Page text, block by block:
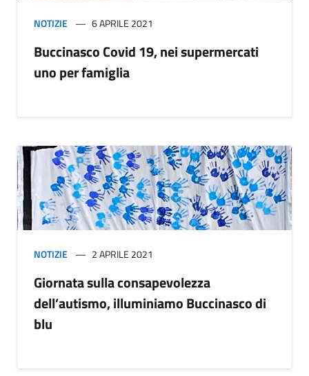
NOTIZIE 6 APRILE 2021
Buccinasco Covid 19, nei supermercati
uno per famiglia
NOTIZIE 2 APRILE 2021
Giornata sulla consapevolezza
dell’autismo, illuminiamo Buccinasco di
blu